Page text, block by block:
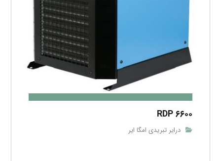
RDP ۶۶۰۰
درایر تبریدی امگا ایر